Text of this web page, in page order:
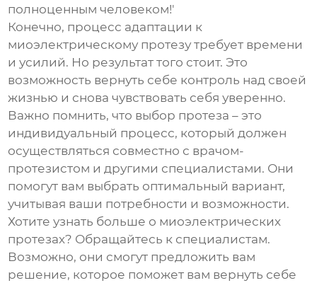
полноценным человеком!'
Конечно, процесс адаптации к
миоэлектрическому протезу требует времени
и усилий. Но результат того стоит. Это
возможность вернуть себе контроль над своей
жизнью и снова чувствовать себя уверенно.
Важно помнить, что выбор протеза – это
индивидуальный процесс, который должен
осуществляться совместно с врачом-
протезистом и другими специалистами. Они
помогут вам выбрать оптимальный вариант,
учитывая ваши потребности и возможности.
Хотите узнать больше о миоэлектрических
протезах? Обращайтесь к специалистам.
Возможно, они смогут предложить вам
решение, которое поможет вам вернуть себе